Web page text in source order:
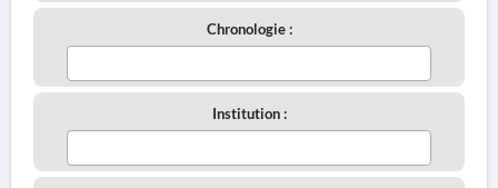
Chronologie :
Institution :